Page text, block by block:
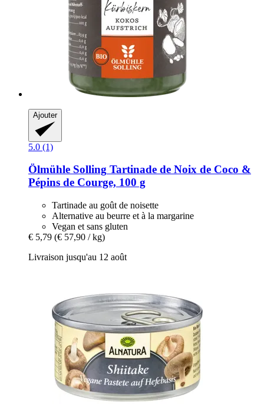
Ajouter
5.0 (1)
Ölmühle Solling Tartinade de Noix de Coco &
Pépins de Courge, 100 g
Tartinade au goût de noisette
Alternative au beurre et à la margarine
Vegan et sans gluten
€ 5,79 (€ 57,90 / kg)
Livraison jusqu'au 12 août